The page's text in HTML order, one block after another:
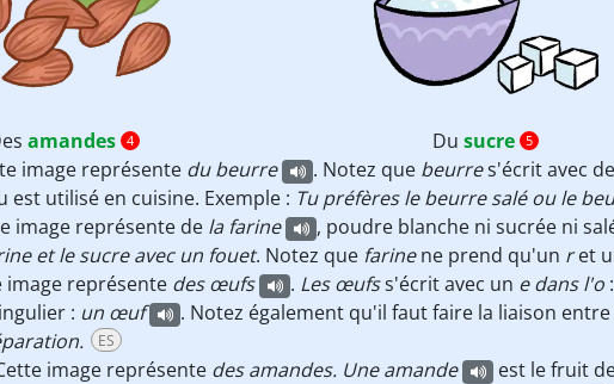
amandes 4 Dusucre 5
image représente du beurre . Notez que beurres'écrit avec
est utilisé en cuisine. Exemple : Tu préfères le beurre salé ou le
image représente de la farine
, poudre blanche ni sucrée ni
et le sucre avec un fouet. Notez que farinene prend qu'un ret
image représente des œufs . Les œufss'écrit avec un e dans l'o :
: un œuf . Notez également qu'il faut faire la liaison entre
ES
image représente des amandes. Une amande est le fruit